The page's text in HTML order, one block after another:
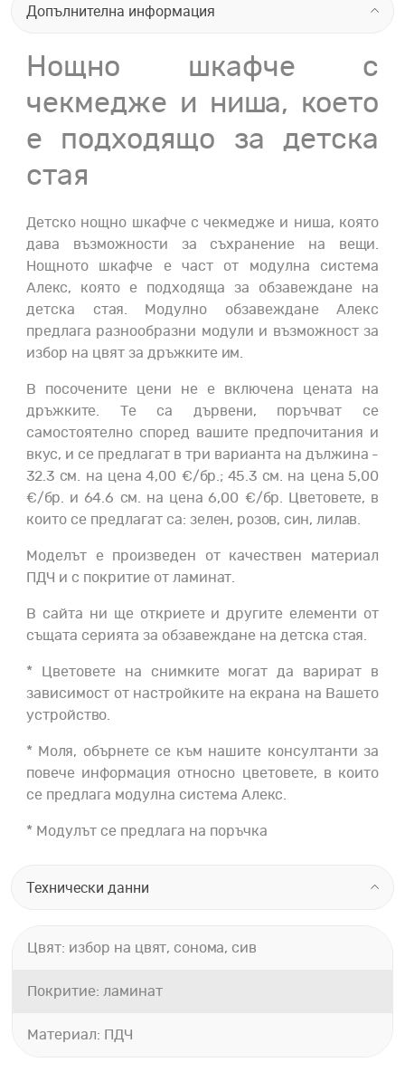
Допълнителна информация
Нощно шкафче с
чекмедже и ниша, което
е подходящо за детска
стая
Детско нощно шкафче с чекмедже и ниша, която
дава възможности за съхранение на вещи.
Нощното шкафче е част от модулна система
Алекс, която е подходяща за обзавеждане на
детска стая. Модулно обзавеждане Алекс
предлага разнообразни модули и възможност за
избор на цвят за дръжките им.
В посочените цени не е включена цената на
дръжките. Те са дървени, поръчват се
самостоятелно според вашите предпочитания и
вкус, и се предлагат в три варианта на дължина -
32.3 см. на цена 4,00 €/бр.; 45.3 см. на цена 5,00
€/бр. и 64.6 см. на цена 6,00 €/бр. Цветовете, в
които се предлагат са: зелен, розов, син, лилав.
Моделът е произведен от качествен материал
ПДЧ и с покритие от ламинат.
В сайта ни ще откриете и другите елементи от
същата серията за обзавеждане на детска стая.
* Цветовете на снимките могат да варират в
зависимост от настройките на екрана на Вашето
устройство.
* Моля, обърнете се към нашите консултанти за
повече информация относно цветовете, в които
се предлага модулна система Алекс.
* Модулът се предлага на поръчка
Технически данни
Цвят: избор на цвят, сонома, сив
Покритие: ламинат
Материал: ПДЧ